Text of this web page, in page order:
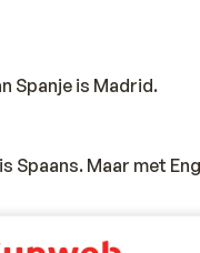
Spanje is Madrid.
Spaans. Maar met
tijdsverschil met